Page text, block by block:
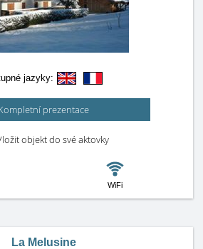
jazyky:
prezentace
objekt do své aktovky
WiFi
La Melusine